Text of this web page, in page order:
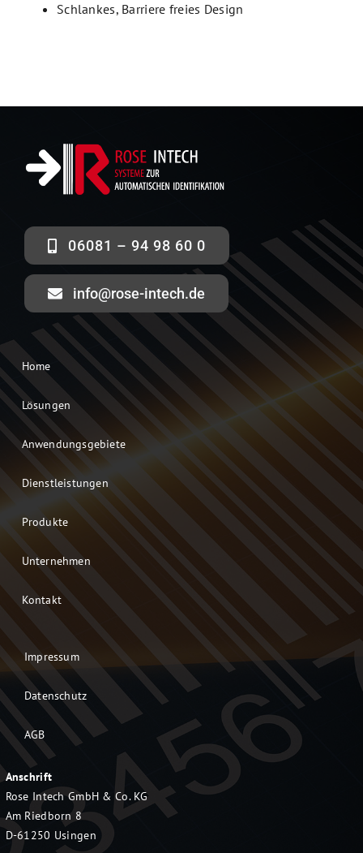
Schlankes, Barriere freies Design
06081 – 94 98 60 0
info@rose-intech.de
Home
Lösungen
Anwendungsgebiete
Dienstleistungen
Produkte
Unternehmen
Kontakt
Impressum
Datenschutz
AGB
Anschrift
Rose Intech GmbH & Co. KG
Am Riedborn 8
D-61250 Usingen